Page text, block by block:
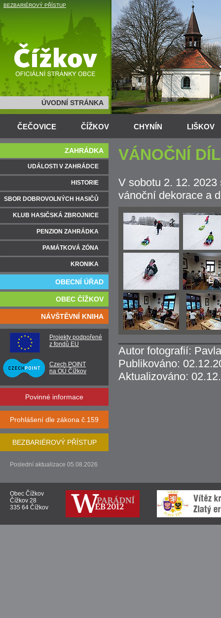
BEZBARIÉROVÝ PŘÍSTUP
ÚVODNÍ STRÁNKA
ČEČOVICE ČÍŽKOV CHYNÍN LIŠKOV
VÁNOČNÍ
V sobotu 2. 12.
vánoční dekorace a
Autor fotografií:
Publikováno:
Aktualizováno:
ZAHRÁDKA
UDÁLOSTI V ZAHRÁDCE
HISTORIE
SBOR DOBROVOLNÝCH HASIČŮ
KLUB HASIČSKÁ ZBROJNICE
PENZION ZAHRÁDKA
PAMÁTKOVÁ ZÓNA
KRONIKA
OBECNÍ ÚŘAD
OBEC ČÍŽKOV
NÁVŠTĚVNÍ KNIHA
Projekty podpořené
z fondů EU
Czech POINT
na OÚ Čížkov
Povinné informace
Prohlášení dle zákona č.159
BEZBARIÉROVÝ PŘÍSTUP
Poslední aktualizace 05.08.2026
Obec Čížkov
Čížkov 28
335 64 Čížkov